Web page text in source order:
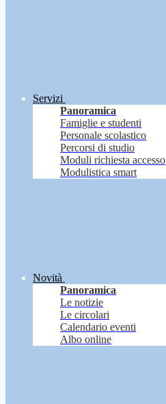
Servizi
Panoramica
Famiglie e studenti
Personale scolastico
Percorsi di studio
Moduli richiesta accesso
Modulistica smart
Novità
Panoramica
Le notizie
Le circolari
Calendario eventi
Albo online